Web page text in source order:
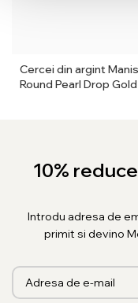
Cercei din argint
Round Pearl Drop Gold
10%
Introdu adresa de
primit si devino